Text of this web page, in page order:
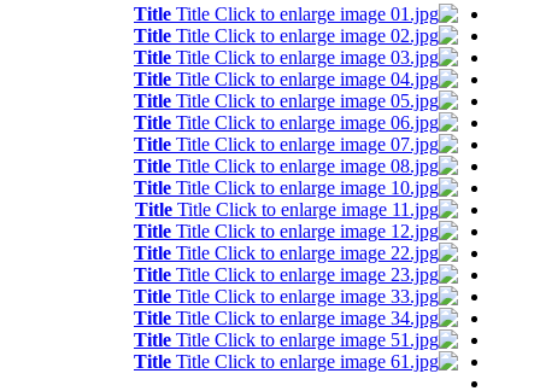
Title Title
Title Title
Title Title
Title Title
Title Title
Title Title
Title Title
Title Title
Title Title
Title Title
Title Title
Title Title
Title Title
Title Title
Title Title
Title Title
Title Title